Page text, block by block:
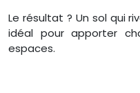
Le résultat ? Un sol qui
idéal pour apporter
espaces.